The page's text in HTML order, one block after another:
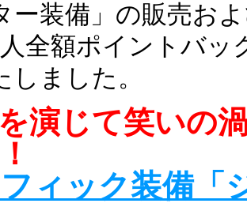
ー装備」の販売お
全額ポイントバ
しました。
演じて笑いの
ィック装備「